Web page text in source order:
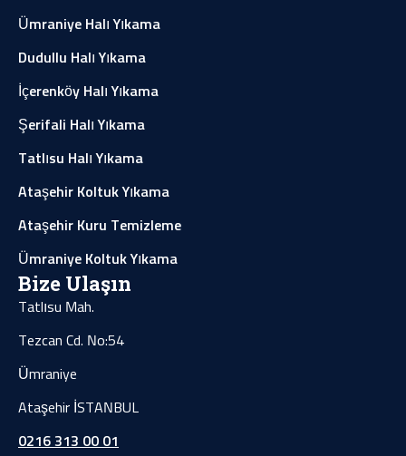
Ümraniye Halı Yıkama
Dudullu Halı Yıkama
İçerenköy Halı Yıkama
Şerifali Halı Yıkama
Tatlısu Halı Yıkama
Ataşehir Koltuk Yıkama
Ataşehir Kuru Temizleme
Ümraniye Koltuk Yıkama
Bize Ulaşın
Tatlısu Mah.
Tezcan Cd. No:54
Ümraniye
Ataşehir İSTANBUL
0216 313 00 01